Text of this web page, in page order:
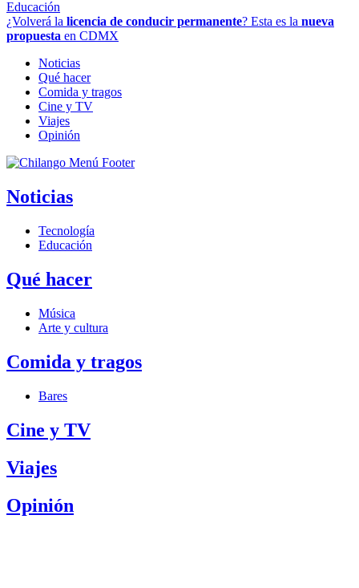
Educación
¿Volverá la licencia de conducir permanente? Esta es la nueva
propuesta en CDMX
Noticias
Qué hacer
Comida y tragos
Cine y TV
Viajes
Opinión
Noticias
Tecnología
Educación
Qué hacer
Música
Arte y cultura
Comida y tragos
Bares
Cine y TV
Viajes
Opinión